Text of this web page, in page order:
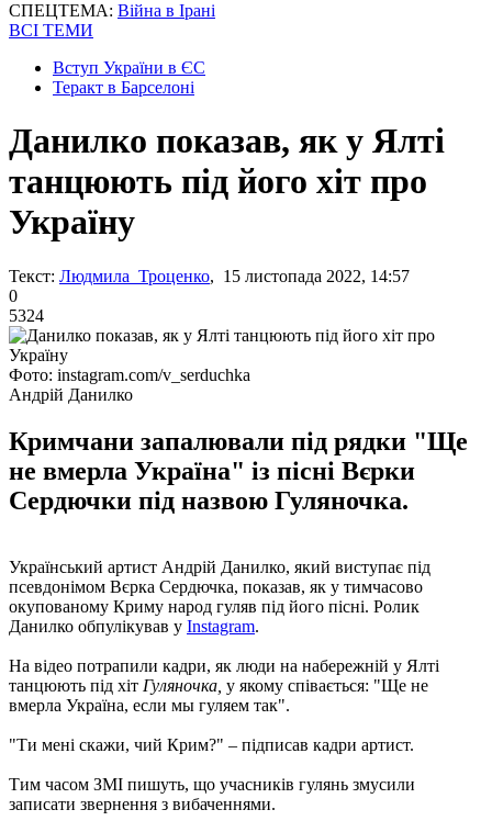
СПЕЦТЕМА: Війна в Ірані
ВСІ ТЕМИ
Вступ України в ЄС
Теракт в Барселоні
Данилко показав, як у Ялті
танцюють під його хіт про
Україну
Текст: Людмила Троценко, 15 листопада 2022, 14:57
0
5324
Фото: instagram.com/v_serduchka
Андрій Данилко
Кримчани запалювали під рядки "Ще
не вмерла Україна" із пісні Вєрки
Сердючки під назвою Гуляночка.
Український артист Андрій Данилко, який виступає під
псевдонімом Вєрка Сердючка, показав, як у тимчасово
окупованому Криму народ гуляв під його пісні. Ролик
Данилко обпулікував у Instagram.
На відео потрапили кадри, як люди на набережній у Ялті
танцюють під хіт Гуляночка, у якому співається: "Ще не
вмерла Україна, если мы гуляем так".
"Ти мені скажи, чий Крим?" – підписав кадри артист.
Тим часом ЗМІ пишуть, що учасників гулянь змусили
записати звернення з вибаченнями.